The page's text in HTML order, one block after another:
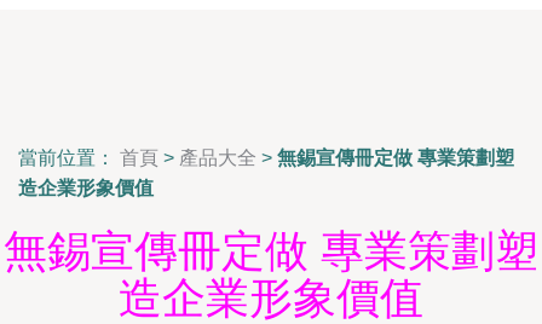
當前位置： 首頁 > 產品大全 > 無錫宣傳冊定做 專業策劃塑
造企業形象價值
無錫宣傳冊定做 專業策劃塑
造企業形象價值